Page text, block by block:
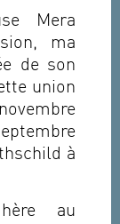
Mera
ma
de son
union
à
au